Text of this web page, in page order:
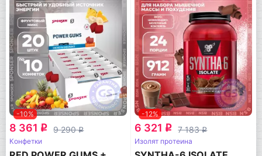
-10%
8 361 q 9 290q
Конфетки
-12%
6 321 q 7 183q
Изолят протеина